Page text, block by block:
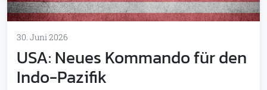
30. Juni 2026
USA: Neues Kommando für den
Indo-Pazifik